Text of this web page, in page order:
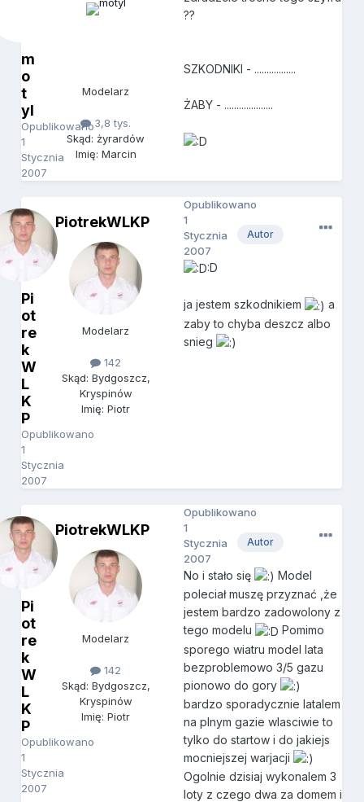
m
o
t
yl
Opublikowano
1
Stycznia
2007
Modelarz
3,8 tys.
Skąd: żyrardów
Imię: Marcin
??
SZKODNIKI - .................
ŻABY - ....................
Pi
ot
re
k
W
L
K
P
Opublikowano
1
Stycznia
2007
PiotrekWLKP
Modelarz
142
Skąd: Bydgoszcz,
Kryspinów
Imię: Piotr
Autor
Opublikowano
1
Stycznia
2007
:D
ja jestem szkodnikiem
a
zaby to chyba deszcz albo
snieg
Pi
ot
re
k
W
L
K
P
Opublikowano
1
Stycznia
2007
PiotrekWLKP
Modelarz
142
Skąd: Bydgoszcz,
Kryspinów
Imię: Piotr
Autor
Opublikowano
1
Stycznia
2007
No i stało się
Model
poleciał muszę przyznać ,że
jestem bardzo zadowolony z
tego modelu
Pomimo
sporego wiatru model lata
bezproblemowo 3/5 gazu
pionowo do gory
bardzo sporadycznie latalem
na plnym gazie wlasciwie to
tylko do startow i do jakiejs
mocniejszej warjacji
Ogolnie dzisiaj wykonalem 3
loty z czego dwa za domem i